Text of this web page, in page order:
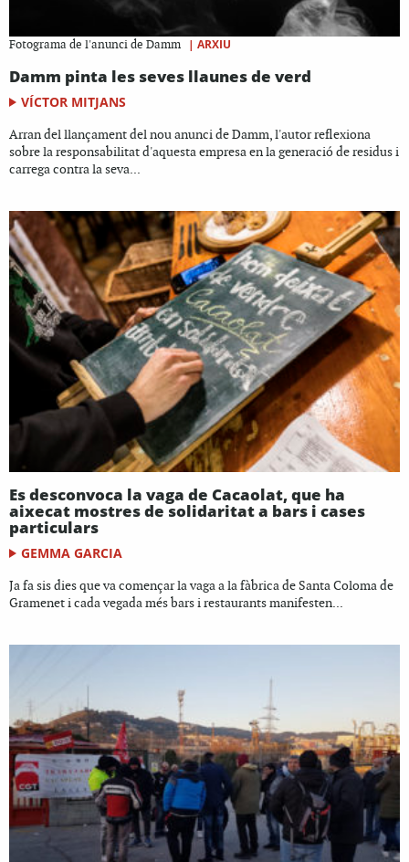
Fotograma de l'anunci de Damm | ARXIU
Damm pinta les seves llaunes de verd
VÍCTOR MITJANS
Arran del llançament del nou anunci de Damm, l'autor reflexiona
sobre la responsabilitat d'aquesta empresa en la generació de residus i
carrega contra la seva...
Es desconvoca la vaga de Cacaolat, que ha
aixecat mostres de solidaritat a bars i cases
particulars
GEMMA GARCIA
Ja fa sis dies que va començar la vaga a la fàbrica de Santa Coloma de
Gramenet i cada vegada més bars i restaurants manifesten...